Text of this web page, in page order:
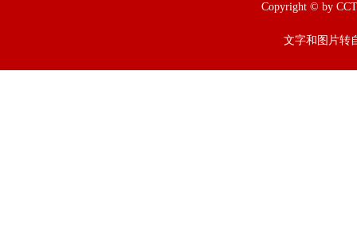
Copyright © by
文字和图片转